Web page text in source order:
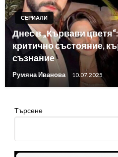
СЕРИАЛИ
Днес в „Кървави
критично състояние,
съзнание
Румяна Иванова 10.07.2025
Търсене